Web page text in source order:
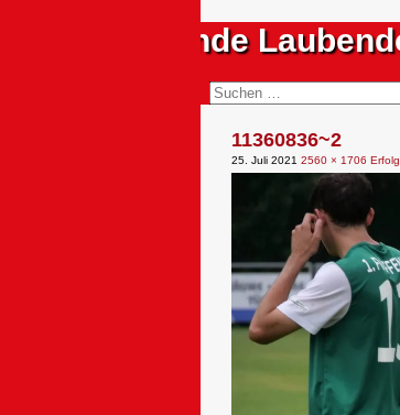
Sportfreunde
Suchen
nach:
11360836~2
25. Juli 2021 2560 × 1706